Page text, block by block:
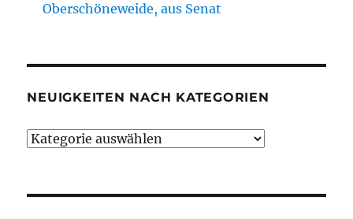
Oberschöneweide, aus Senat
NEUIGKEITEN NACH KATEGORIEN
Neuigkeiten